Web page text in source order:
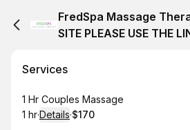
FredSpa Massage
SITE PLEASE USE THE
Services
Book
1 Hr Couples Massage
. Duration:
1 hr·Details·
. Price
$170